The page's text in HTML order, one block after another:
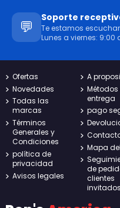
💬
Soporte
Te estamos
Lunes a viernes: 9:00
Ofertas
Novedades
Todas las
marcas
Términos
Generales y
Condiciones
política de
privacidad
Avisos legales
A
Métodos
entrega
pago
Mapa
de
clientes
invitados